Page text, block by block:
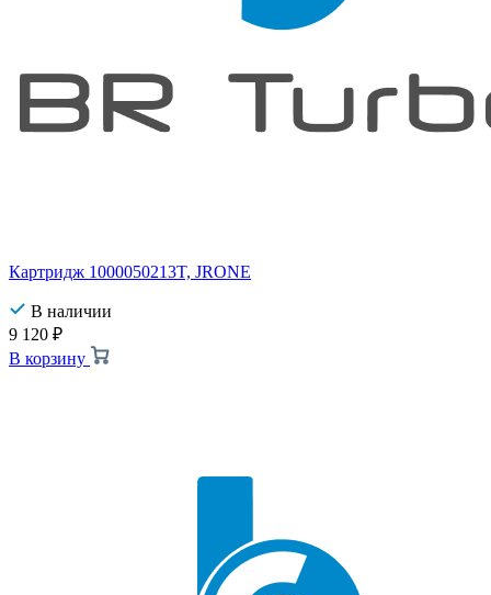
Картридж 1000050213T, JRONE
В наличии
9 120 ₽
В корзину